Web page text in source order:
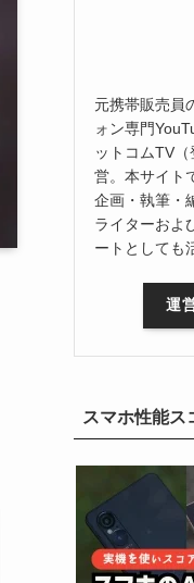
元携帯販売員
ォン専門
ットコムTV
営。本サイト
企画・執筆・
ライターおよ
ートとしても
運
スマホ性能ス